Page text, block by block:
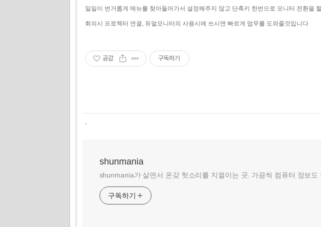
일일이 번거롭게 메뉴를 찾아들어가서 설정해주지 않고 단축키 한번으로 모니터 전환을
회의시 프로젝터 연결, 듀얼모니터의 사용시에 쓰시면 빠르게 업무를 도와줄것입니다
공감 구독하기
shunmania
shunmania가 살면서 온갖 헛소리를 지껄이는 곳. 가끔씩 컴퓨터 정보도
구독하기